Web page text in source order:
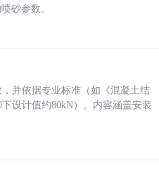
砂参数。
并依据专业标准（如《混凝土结
设计值约80kN）。内容涵盖安装